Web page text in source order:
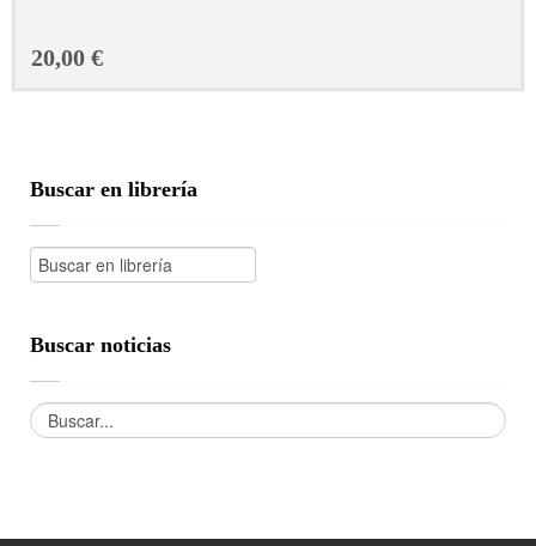
20,00 €
Buscar en librería
Buscar noticias